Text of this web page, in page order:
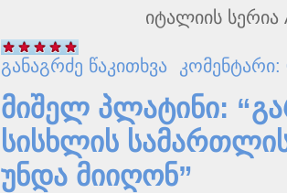
იტალიის სერია
განაგრძე წაკითხვა კომენტარი:
მიშელ პლატინი:
სისხლის
უნდა მიიღონ”